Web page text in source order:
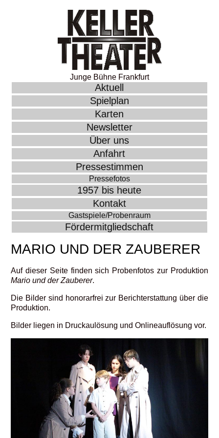
Junge Bühne Frankfurt
Aktuell
Spielplan
Karten
Newsletter
Über uns
Anfahrt
Pressestimmen
Pressefotos
1957 bis heute
Kontakt
Gastspiele/Probenraum
Fördermitgliedschaft
MARIO UND DER ZAUBERER
Auf dieser Seite finden sich Probenfotos zur Produktion
Mario und der Zauberer.
Die Bilder sind honorarfrei zur Berichterstattung über die
Produktion.
Bilder liegen in Druckaulösung und Onlineauflösung vor.